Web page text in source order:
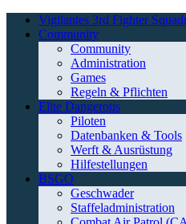
Vigilantes 3rd Fighter
Community
Community
Administration
Games
Regeln & Pflichten
Elite Dangerous
Piloten
Datenbanken & Tools
Werft & Ausrüstung
Hilfestellungen
BSGO
Geschwader
Staffeladministration